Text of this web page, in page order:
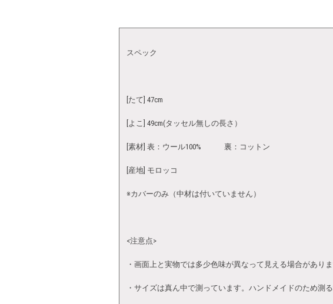
スペック
[たて] 47cm
[よこ] 49cm(タッセル無しの長さ）
[素材] 表：ウール100% 裏：コットン
[産地] モロッコ
※カバーのみ（中材は付いていません）
<注意点>
・画面上と実物では多少色味が異なって見える場合がありま
・サイズは真ん中で測っています。ハンドメイドのため測